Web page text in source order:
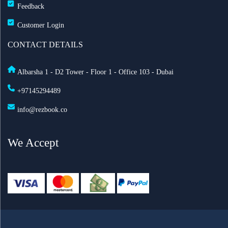
التغييرات الجديدة؟
طيران الرياض تطلق أولى رحلاتها اليومية إلى لندن
تعليق الطيران في مطار دكا الدولي في بنغلاديش
Feedback
Customer Login
CONTACT DETAILS
Albarsha 1 - D2 Tower - Floor 1 - Office 103 - Dubai
+97145294489
info@rezbook.co
We Accept